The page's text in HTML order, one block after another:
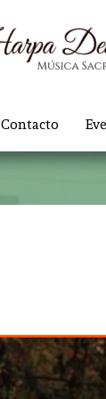
Contacto